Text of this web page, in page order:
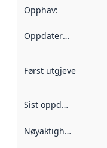
Opphav:
Oppdateringsfrekvens
Først utgjeve:
Sist oppdatert
Nøyaktigheit